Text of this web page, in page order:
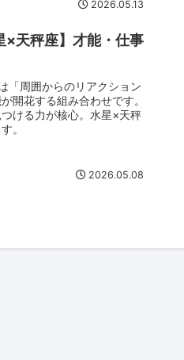
2026.05.13
×天秤座】才能・仕事
「周囲からのリアクション
開花する組み合わせです。
ける力が核心。水星×天秤
。
2026.05.08